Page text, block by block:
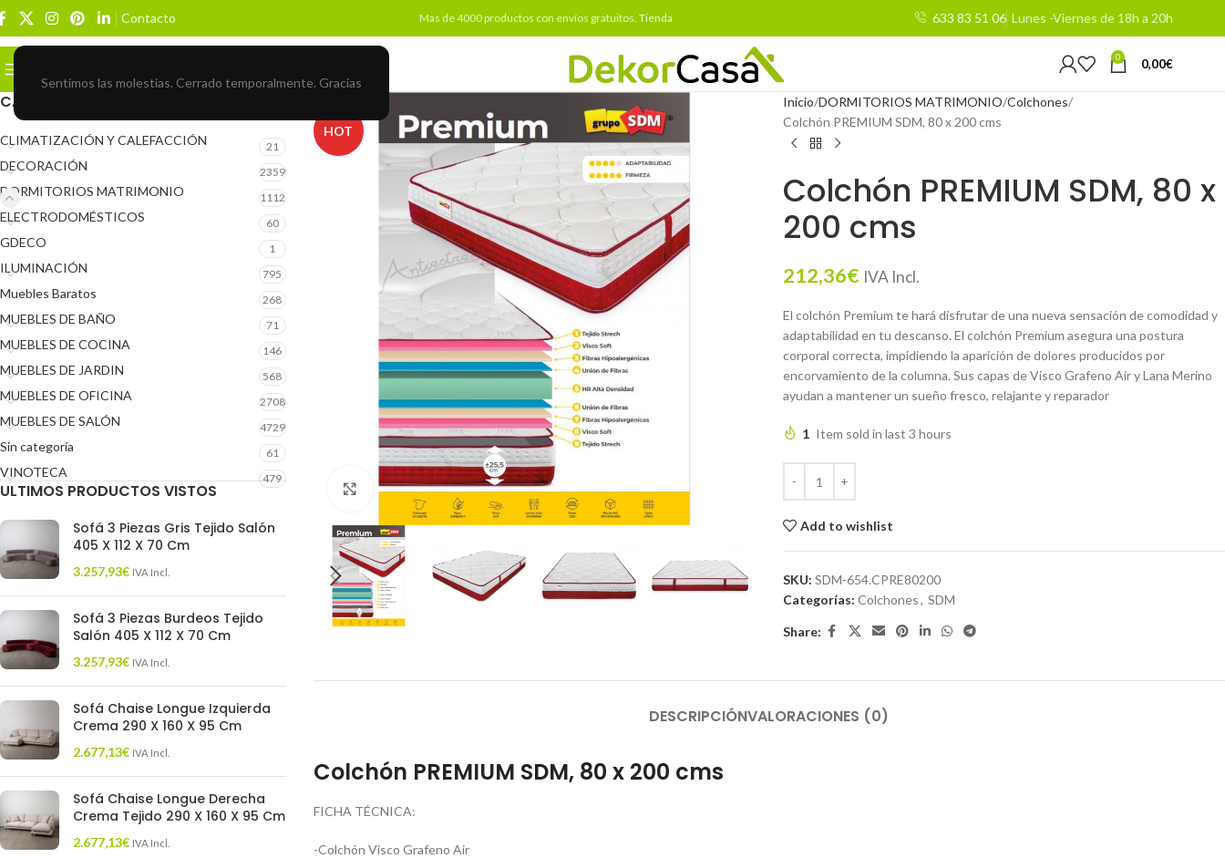
Sentimos las molestias. Cerrado temporalmente. Gracias
Contacto Mas de 4000 productos con envíos gratuitos. Tienda 633 83 51 06 Lunes -Viernes de 18h a 20h
0 0,00€
CATEGORÍAS DEL PRODUCTO
CLIMATIZACIÓN Y CALEFACCIÓN 21
DECORACIÓN 2359
DORMITORIOS MATRIMONIO 1112
ELECTRODOMÉSTICOS 60
GDECO 1
ILUMINACIÓN 795
Muebles Baratos 268
MUEBLES DE BAÑO 71
MUEBLES DE COCINA 146
MUEBLES DE JARDIN 568
MUEBLES DE OFICINA 2708
MUEBLES DE SALÓN 4729
Sin categoría 61
VINOTECA 479
ULTIMOS PRODUCTOS VISTOS
Sofá 3 Piezas Gris Tejido Salón
405 X 112 X 70 Cm
3.257,93€ IVA Incl.
Sofá 3 Piezas Burdeos Tejido
Salón 405 X 112 X 70 Cm
3.257,93€ IVA Incl.
Sofá Chaise Longue Izquierda
Crema 290 X 160 X 95 Cm
2.677,13€ IVA Incl.
Sofá Chaise Longue Derecha
Crema Tejido 290 X 160 X 95 Cm
2.677,13€ IVA Incl.
HOT
Click to enlarge
Inicio DORMITORIOS MATRIMONIO Colchones
Colchón PREMIUM SDM, 80 x 200 cms
Colchón PREMIUM SDM, 80 x
200 cms
212,36€ IVA Incl.
El colchón Premium te hará disfrutar de una nueva sensación de comodidad y
adaptabilidad en tu descanso. El colchón Premium asegura una postura
corporal correcta, impidiendo la aparición de dolores producidos por
encorvamiento de la columna. Sus capas de Visco Grafeno Air y Lana Merino
ayudan a mantener un sueño fresco, relajante y reparador
1 Item sold in last 3 hours
Add to wishlist
SKU: SDM-654.CPRE80200
Categorías: Colchones, SDM
Share:
DESCRIPCIÓNVALORACIONES (0)
Colchón PREMIUM SDM, 80 x 200 cms
FICHA TÉCNICA:
-Colchón Visco Grafeno Air